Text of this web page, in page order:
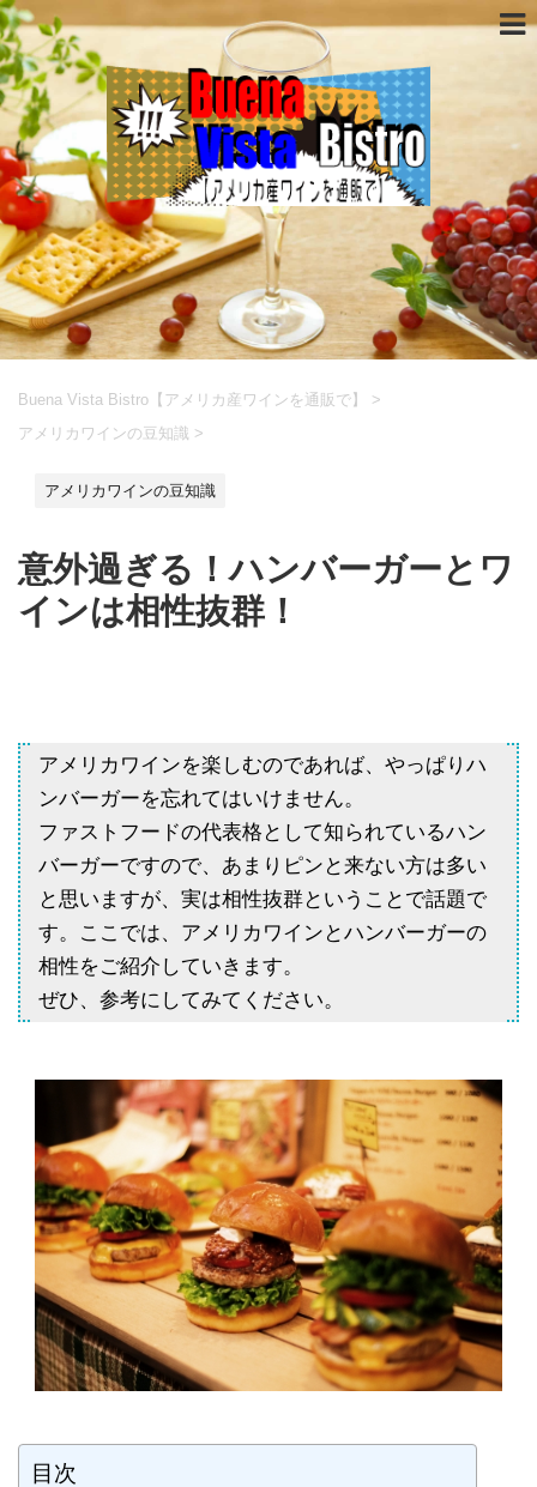
Buena Vista Bistro【アメリカ産ワインを通販で】
>
アメリカワインの豆知識 >
アメリカワインの豆知識
意外過ぎる！ハンバーガーとワ
インは相性抜群！
アメリカワインを楽しむのであれば、やっぱりハ
ンバーガーを忘れてはいけません。
ファストフードの代表格として知られているハン
バーガーですので、あまりピンと来ない方は多い
と思いますが、実は相性抜群ということで話題で
す。ここでは、アメリカワインとハンバーガーの
相性をご紹介していきます。
ぜひ、参考にしてみてください。
目次